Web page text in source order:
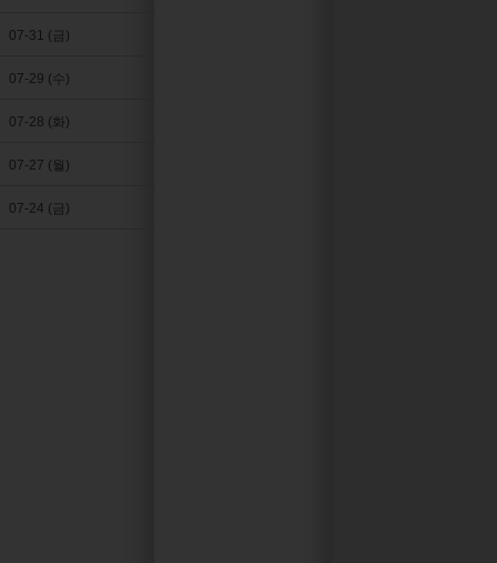
07-31 (금)
07-29 (수)
07-28 (화)
07-27 (월)
07-24 (금)